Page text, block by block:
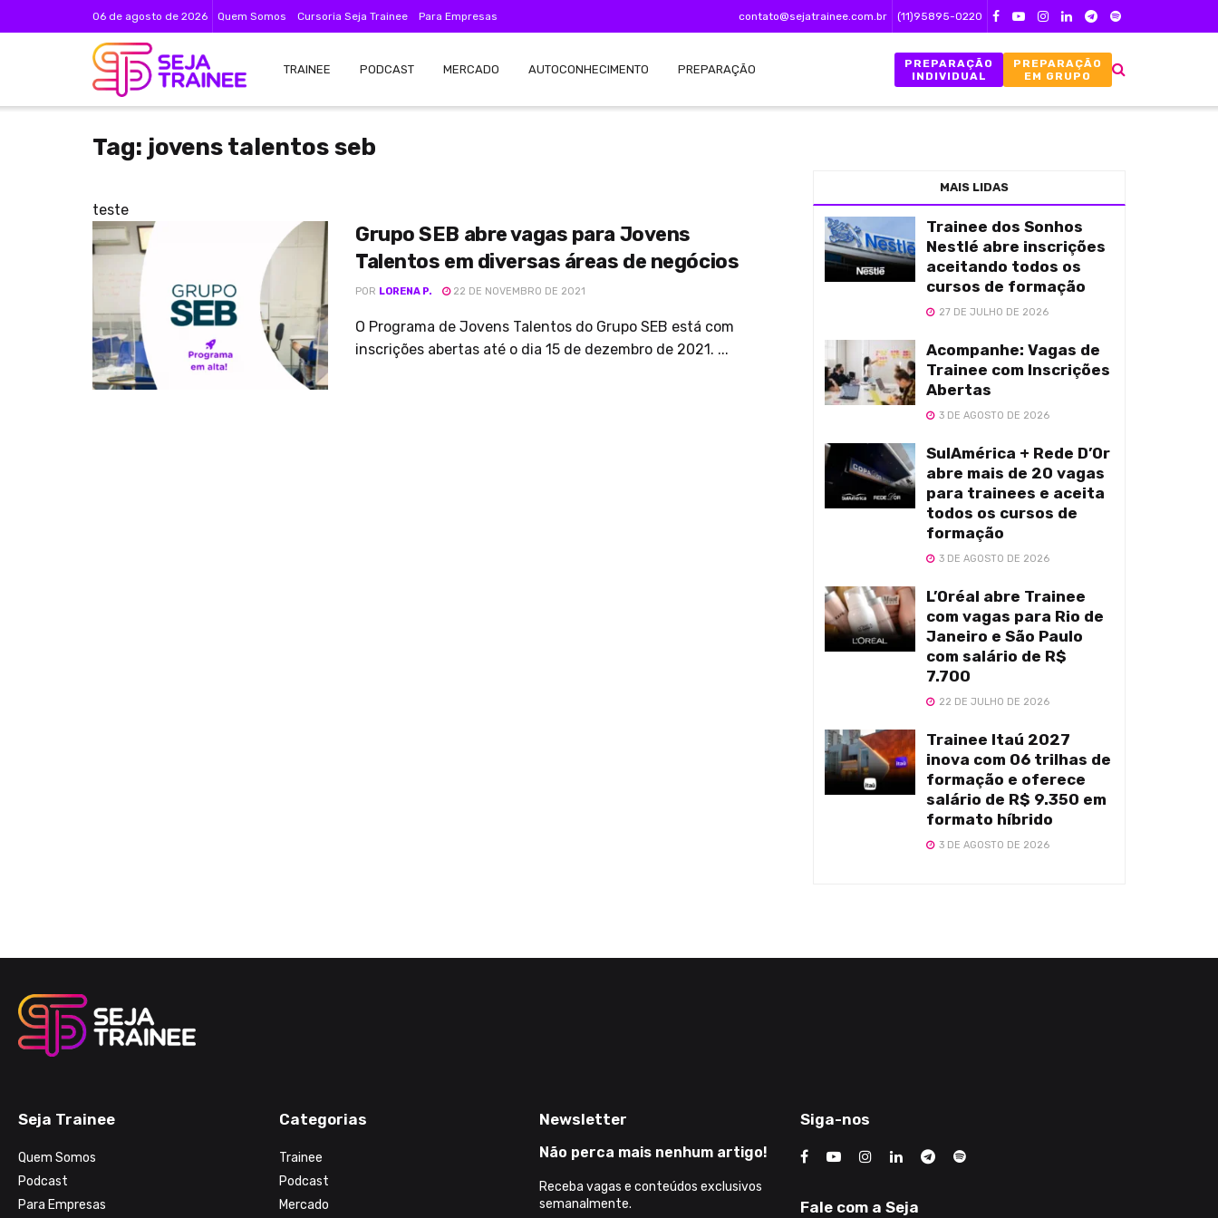
06 de agosto de 2026 Quem Somos Cursoria Seja Trainee Para Empresas contato@sejatrainee.com.br (11)95895-0220
TRAINEE PODCAST MERCADO AUTOCONHECIMENTO PREPARAÇÃO
PREPARAÇÃO
INDIVIDUAL
PREPARAÇÃO
EM GRUPO
Tag: jovens talentos seb
teste
Grupo SEB abre vagas para Jovens
Talentos em diversas áreas de negócios
POR LORENA P. 22 DE NOVEMBRO DE 2021
O Programa de Jovens Talentos do Grupo SEB está com
inscrições abertas até o dia 15 de dezembro de 2021. ...
MAIS LIDAS
Trainee dos Sonhos
Nestlé abre inscrições
aceitando todos os
cursos de formação
27 DE JULHO DE 2026
Acompanhe: Vagas de
Trainee com Inscrições
Abertas
3 DE AGOSTO DE 2026
SulAmérica + Rede D’Or
abre mais de 20 vagas
para trainees e aceita
todos os cursos de
formação
3 DE AGOSTO DE 2026
L’Oréal abre Trainee
com vagas para Rio de
Janeiro e São Paulo
com salário de R$
7.700
22 DE JULHO DE 2026
Trainee Itaú 2027
inova com 06 trilhas de
formação e oferece
salário de R$ 9.350 em
formato híbrido
3 DE AGOSTO DE 2026
Seja Trainee
Quem Somos
Podcast
Para Empresas
Categorias
Trainee
Podcast
Mercado
Newsletter
Não perca mais nenhum artigo!
Receba vagas e conteúdos exclusivos
semanalmente.
Siga-nos
Fale com a Seja